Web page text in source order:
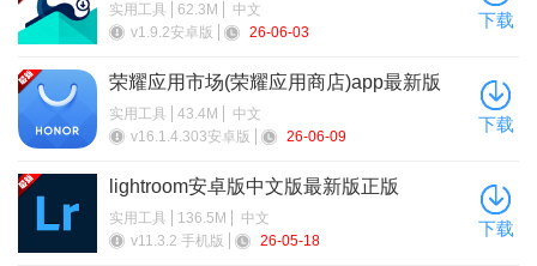
实用工具 62.3M
中文
v1.9.2安卓版
26-06-03
下载
荣耀应用市场(荣耀应用商店)app最新版
2026
实用工具 43.4M
中文
v16.1.4.303安卓版
26-06-09
下载
lightroom安卓版中文版最新版正版
实用工具 136.5M
中文
v11.3.2 手机版
26-05-18
下载